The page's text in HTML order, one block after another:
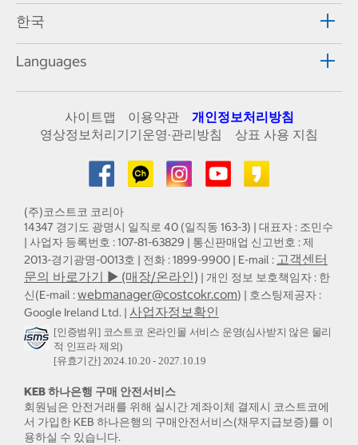
한국
Languages
사이트맵 이용약관
개인정보처리방침
영상정보처리기기운영·관리방침
상표 사용 지침
(주)코스트코 코리아
14347 경기도 광명시 일직로 40 (일직동 163-3) | 대표자 : 조민수
| 사업자 등록번호 : 107-81-63829 | 통신판매업 신고번호 : 제
2013-경기광명-0013호 | 전화 : 1899-9900 | E-mail : 고객센터
문의 바로가기 ▶ (매장/온라인) | 개인 정보 보호책임자 : 한
신(E-mail :webmanager@costcokr.com) | 호스팅제공자 :
Google Ireland Ltd. | 사업자정보확인
[인증범위] 코스트코 온라인몰 서비스 운영(심사받지 않은 물리
적 인프라 제외)
[유효기간] 2024.10.20 - 2027.10.19
KEB 하나은행 구매 안전서비스
회원님은 안전거래를 위해 실시간 계좌이체 결제시 코스트코에
서 가입한 KEB 하나은행의 구매안전서비스(채무지급보증)를 이
용하실 수 있습니다.